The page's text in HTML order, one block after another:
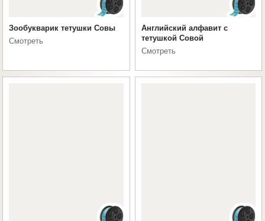
Зообукварик тетушки Совы
Смотреть
Английский алфавит с
тетушкой Совой
Смотреть